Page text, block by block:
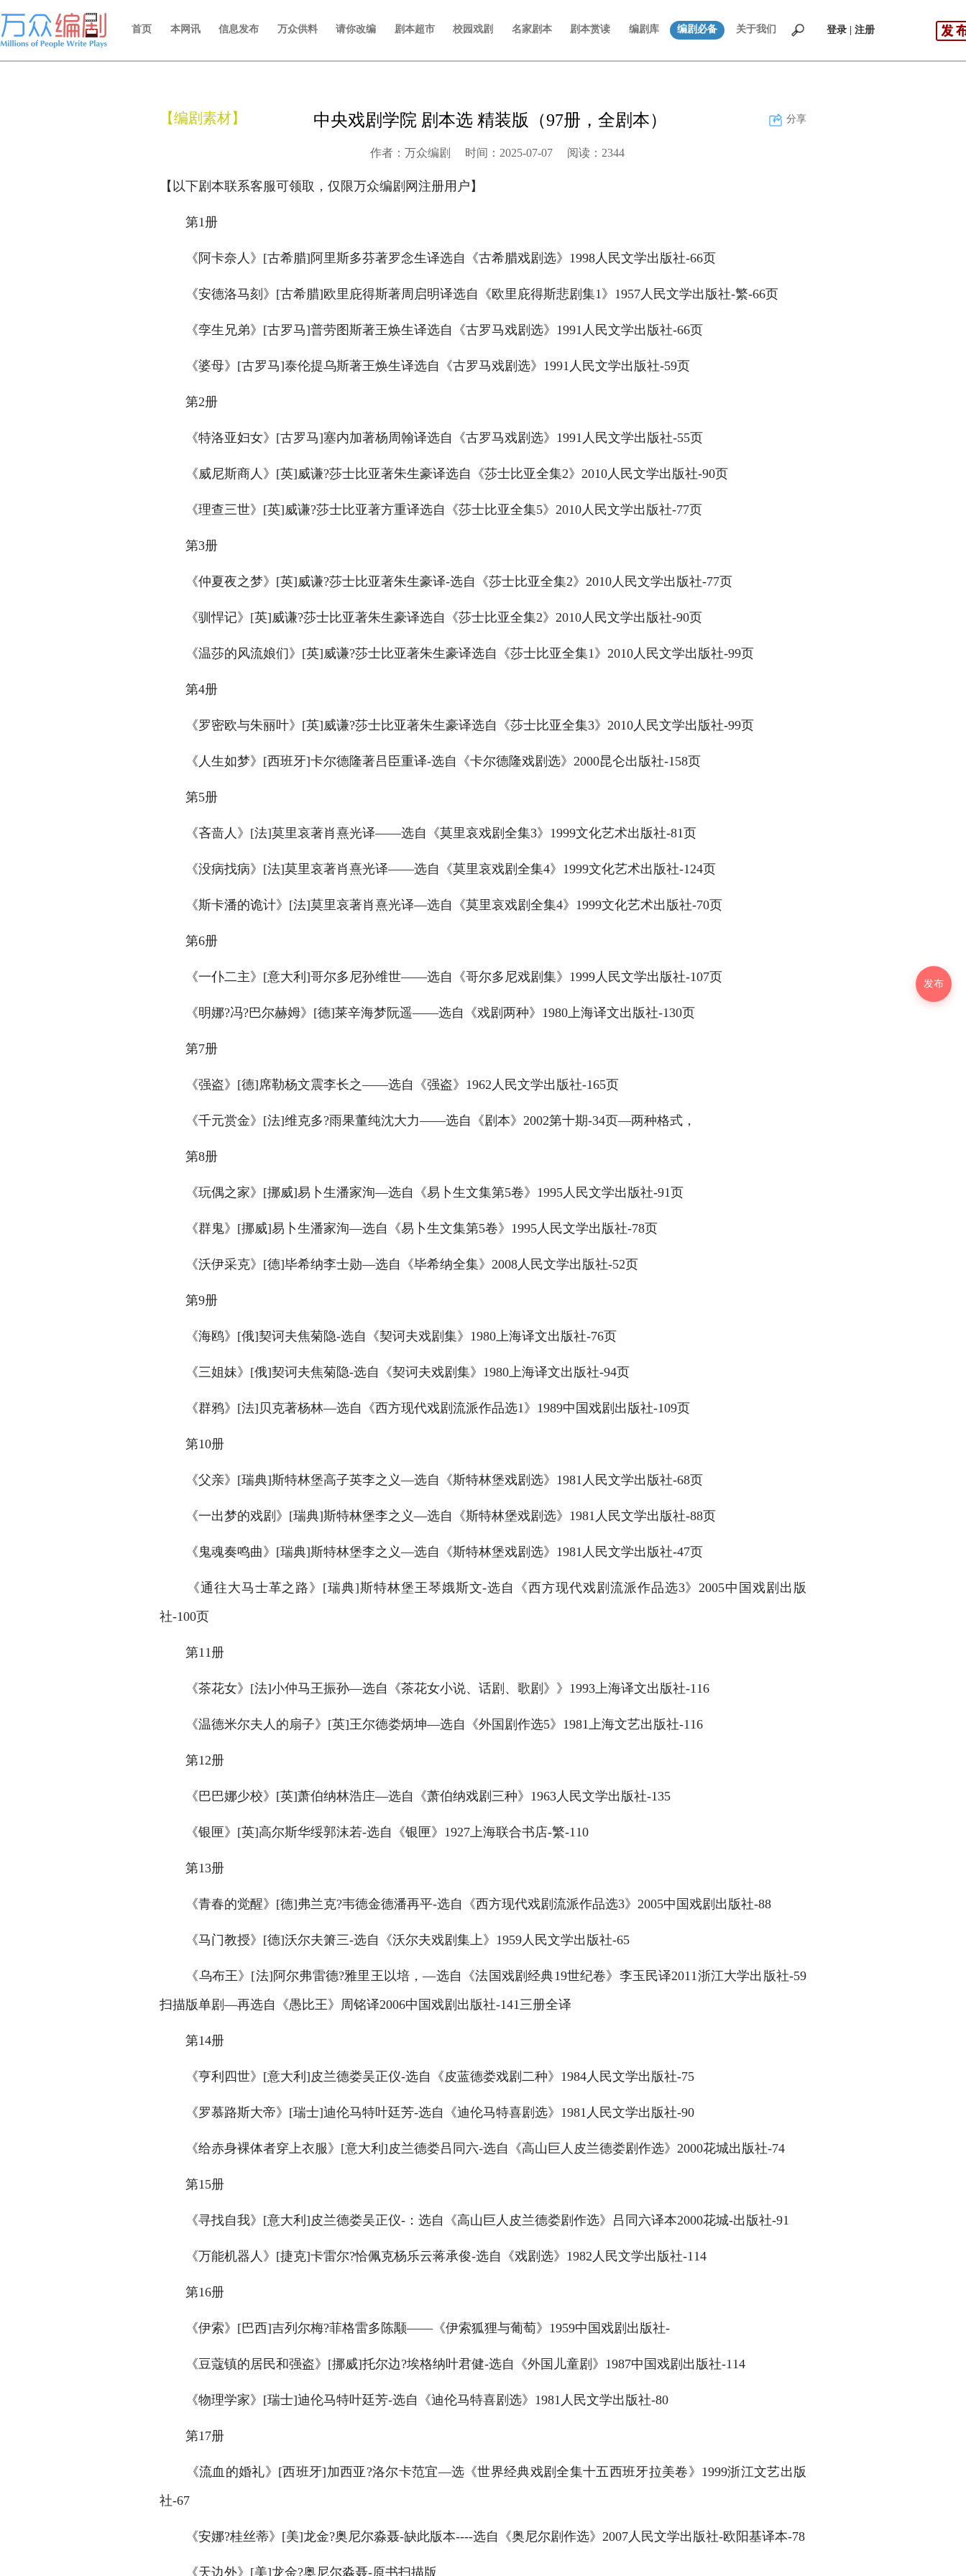
首页 本网讯 信息发布 万众供料 请你改编 剧本超市 校园戏剧 名家剧本 剧本赏读 编剧库 编剧必备 关于我们 登录 | 注册
发布
【编剧素材】 中央戏剧学院 剧本选 精装版（97册，全剧本） 分享
作者：万众编剧 时间：2025-07-07 阅读：2344
【以下剧本联系客服可领取，仅限万众编剧网注册用户】
第1册
《阿卡奈人》[古希腊]阿里斯多芬著罗念生译选自《古希腊戏剧选》1998人民文学出版社-66页
《安德洛马刻》[古希腊]欧里庇得斯著周启明译选自《欧里庇得斯悲剧集1》1957人民文学出版社-繁-66页
《孪生兄弟》[古罗马]普劳图斯著王焕生译选自《古罗马戏剧选》1991人民文学出版社-66页
《婆母》[古罗马]泰伦提乌斯著王焕生译选自《古罗马戏剧选》1991人民文学出版社-59页
第2册
《特洛亚妇女》[古罗马]塞内加著杨周翰译选自《古罗马戏剧选》1991人民文学出版社-55页
《威尼斯商人》[英]威谦?莎士比亚著朱生豪译选自《莎士比亚全集2》2010人民文学出版社-90页
《理查三世》[英]威谦?莎士比亚著方重译选自《莎士比亚全集5》2010人民文学出版社-77页
第3册
《仲夏夜之梦》[英]威谦?莎士比亚著朱生豪译-选自《莎士比亚全集2》2010人民文学出版社-77页
《驯悍记》[英]威谦?莎士比亚著朱生豪译选自《莎士比亚全集2》2010人民文学出版社-90页
《温莎的风流娘们》[英]威谦?莎士比亚著朱生豪译选自《莎士比亚全集1》2010人民文学出版社-99页
第4册
《罗密欧与朱丽叶》[英]威谦?莎士比亚著朱生豪译选自《莎士比亚全集3》2010人民文学出版社-99页
《人生如梦》[西班牙]卡尔德隆著吕臣重译-选自《卡尔德隆戏剧选》2000昆仑出版社-158页
第5册
《吝啬人》[法]莫里哀著肖熹光译——选自《莫里哀戏剧全集3》1999文化艺术出版社-81页
《没病找病》[法]莫里哀著肖熹光译——选自《莫里哀戏剧全集4》1999文化艺术出版社-124页
《斯卡潘的诡计》[法]莫里哀著肖熹光译—选自《莫里哀戏剧全集4》1999文化艺术出版社-70页
第6册
《一仆二主》[意大利]哥尔多尼孙维世——选自《哥尔多尼戏剧集》1999人民文学出版社-107页
《明娜?冯?巴尔赫姆》[德]莱辛海梦阮遥——选自《戏剧两种》1980上海译文出版社-130页
第7册
《强盗》[德]席勒杨文震李长之——选自《强盗》1962人民文学出版社-165页
《千元赏金》[法]维克多?雨果董纯沈大力——选自《剧本》2002第十期-34页—两种格式，
第8册
《玩偶之家》[挪威]易卜生潘家洵—选自《易卜生文集第5卷》1995人民文学出版社-91页
《群鬼》[挪威]易卜生潘家洵—选自《易卜生文集第5卷》1995人民文学出版社-78页
《沃伊采克》[德]毕希纳李士勋—选自《毕希纳全集》2008人民文学出版社-52页
第9册
《海鸥》[俄]契诃夫焦菊隐-选自《契诃夫戏剧集》1980上海译文出版社-76页
《三姐妹》[俄]契诃夫焦菊隐-选自《契诃夫戏剧集》1980上海译文出版社-94页
《群鸦》[法]贝克著杨林—选自《西方现代戏剧流派作品选1》1989中国戏剧出版社-109页
第10册
《父亲》[瑞典]斯特林堡高子英李之义—选自《斯特林堡戏剧选》1981人民文学出版社-68页
《一出梦的戏剧》[瑞典]斯特林堡李之义—选自《斯特林堡戏剧选》1981人民文学出版社-88页
《鬼魂奏鸣曲》[瑞典]斯特林堡李之义—选自《斯特林堡戏剧选》1981人民文学出版社-47页
《通往大马士革之路》[瑞典]斯特林堡王琴娥斯文-选自《西方现代戏剧流派作品选3》2005中国戏剧出版
社-100页
第11册
《茶花女》[法]小仲马王振孙—选自《茶花女小说、话剧、歌剧》》1993上海译文出版社-116
《温德米尔夫人的扇子》[英]王尔德娄炳坤—选自《外国剧作选5》1981上海文艺出版社-116
第12册
《巴巴娜少校》[英]萧伯纳林浩庄—选自《萧伯纳戏剧三种》1963人民文学出版社-135
《银匣》[英]高尔斯华绥郭沫若-选自《银匣》1927上海联合书店-繁-110
第13册
《青春的觉醒》[德]弗兰克?韦德金德潘再平-选自《西方现代戏剧流派作品选3》2005中国戏剧出版社-88
《马门教授》[德]沃尔夫箫三-选自《沃尔夫戏剧集上》1959人民文学出版社-65
《乌布王》[法]阿尔弗雷德?雅里王以培，—选自《法国戏剧经典19世纪卷》李玉民译2011浙江大学出版社-59
扫描版单剧—再选自《愚比王》周铭译2006中国戏剧出版社-141三册全译
第14册
《亨利四世》[意大利]皮兰德娄吴正仪-选自《皮蓝德娄戏剧二种》1984人民文学出版社-75
《罗慕路斯大帝》[瑞士]迪伦马特叶廷芳-选自《迪伦马特喜剧选》1981人民文学出版社-90
《给赤身裸体者穿上衣服》[意大利]皮兰德娄吕同六-选自《高山巨人皮兰德娄剧作选》2000花城出版社-74
第15册
《寻找自我》[意大利]皮兰德娄吴正仪-：选自《高山巨人皮兰德娄剧作选》吕同六译本2000花城-出版社-91
《万能机器人》[捷克]卡雷尔?恰佩克杨乐云蒋承俊-选自《戏剧选》1982人民文学出版社-114
第16册
《伊索》[巴西]吉列尔梅?菲格雷多陈颙——《伊索狐狸与葡萄》1959中国戏剧出版社-
《豆蔻镇的居民和强盗》[挪威]托尔边?埃格纳叶君健-选自《外国儿童剧》1987中国戏剧出版社-114
《物理学家》[瑞士]迪伦马特叶廷芳-选自《迪伦马特喜剧选》1981人民文学出版社-80
第17册
《流血的婚礼》[西班牙]加西亚?洛尔卡范宜—选《世界经典戏剧全集十五西班牙拉美卷》1999浙江文艺出版
社-67
《安娜?桂丝蒂》[美]龙金?奥尼尔淼聂-缺此版本----选自《奥尼尔剧作选》2007人民文学出版社-欧阳基译本-78
《天边外》[美]龙金?奥尼尔淼聂-原书扫描版